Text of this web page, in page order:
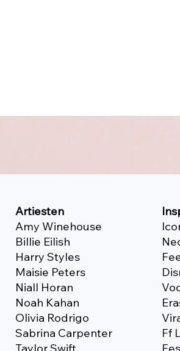
Artiesten
Amy Winehouse
Billie Eilish
Harry Styles
Maisie Peters
Niall Horan
Noah Kahan
Olivia Rodrigo
Sabrina Carpenter
Ff